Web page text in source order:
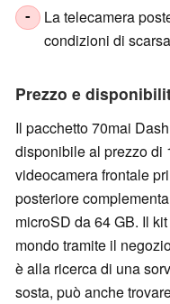
-
La telecamera
condizioni di
Prezzo e
Il pacchetto 70mai
disponibile al prezzo di
videocamera frontale
posteriore
microSD da 64 GB. Il
mondo tramite il
è alla ricerca di una
sosta, può anche